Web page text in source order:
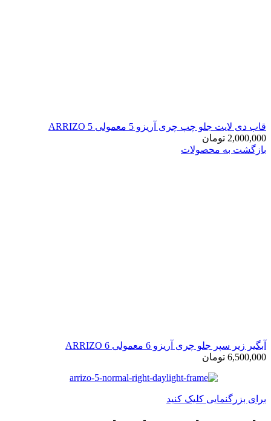
قاب دی لایت جلو چپ چری آریزو 5 معمولی ARRIZO 5
2,000,000 تومان
بازگشت به محصولات
آبگیر زیر سپر جلو چری آریزو 6 معمولی ARRIZO 6
6,500,000 تومان
برای بزرگنمایی کلیک کنید